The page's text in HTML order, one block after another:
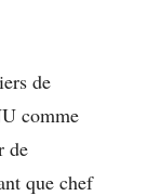
de
comme
de
que chef